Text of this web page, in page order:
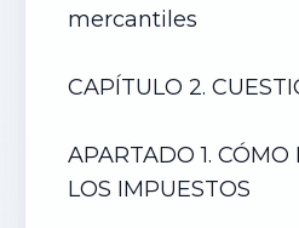
mercantiles
CAPÍTULO 2.
APARTADO 1. CÓMO
LOS IMPUESTOS